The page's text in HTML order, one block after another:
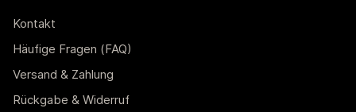
Kontakt
Häufige Fragen (FAQ)
Versand & Zahlung
Rückgabe & Widerruf